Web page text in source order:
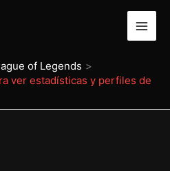
of Legends
ver estadísticas y perfiles de